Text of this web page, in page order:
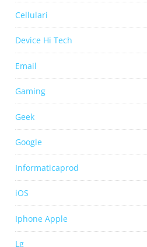
Cellulari
Device Hi Tech
Email
Gaming
Geek
Google
Informaticaprod
iOS
Iphone Apple
Lg